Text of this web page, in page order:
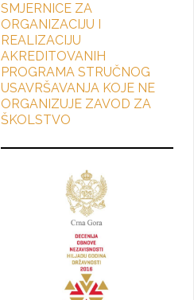
SMJERNICE ZA
ORGANIZACIJU I
REALIZACIJU
AKREDITOVANIH
PROGRAMA STRUČNOG
USAVRŠAVANJA KOJE NE
ORGANIZUJE ZAVOD ZA
ŠKOLSTVO